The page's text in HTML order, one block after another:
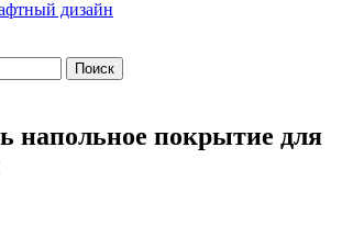
дизайн
напольное покрытие для